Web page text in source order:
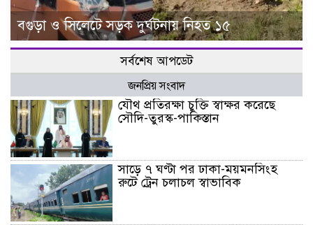
বগুড়া ও সিলেটে সড়ক দুর্ঘটনায় নিহত ১৫
সর্বশেষ আপডেট
জনপ্রিয় সংবাদ
যৌথ প্রতিরক্ষা চুক্তি স্বাক্ষর করেছে
সৌদি-তুরস্ক-পাকিস্তান
সাড়ে ৭ ঘণ্টা পর ঢাকা-ময়মনসিংহ
রুটে ট্রেন চলাচল স্বাভাবিক